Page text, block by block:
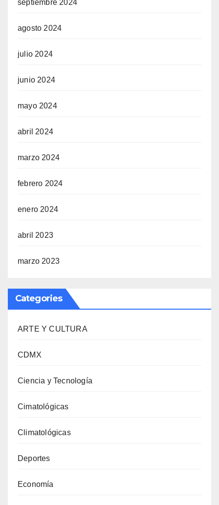
septiembre 2024
agosto 2024
julio 2024
junio 2024
mayo 2024
abril 2024
marzo 2024
febrero 2024
enero 2024
abril 2023
marzo 2023
Categories
ARTE Y CULTURA
CDMX
Ciencia y Tecnología
Cimatológicas
Climatológicas
Deportes
Economía